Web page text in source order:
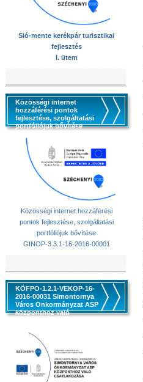
Sió-mente kerékpár turisztikai
fejlesztés
I. ütem
Közösségi internet
hozzáférési pontok
fejlesztése, szolgáltatási
portfóliójuk bővítése
Közösségi internet hozzáférési
pontok fejlesztése, szolgáltatási
portfóliójuk bővítése
GINOP-3.3.1-16-2016-00001
KÖFPO-1.2.1-VEKOP-16-
2016-00031 Simontornya
Város Önkormányzat ASP
központhoz való